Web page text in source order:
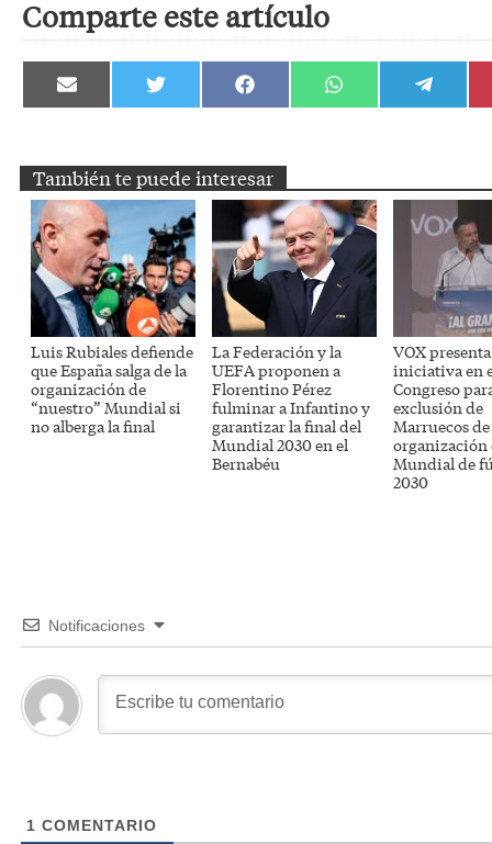
Comparte este artículo
Compartir
en
Compartir
en
Compartir
en
Compartir
en
Compartir
en
También te puede interesar
Luis Rubiales defiende
que España salga de la
organización de
“nuestro” Mundial si
no alberga la final
La Federación y la
UEFA proponen a
Florentino Pérez
fulminar a Infantino y
garantizar la final del
Mundial 2030 en el
Bernabéu
VOX
iniciativa en
Congreso
exclusión de
Marruecos
organización
Mundial de
2030
Notificaciones
1 COMENTARIO